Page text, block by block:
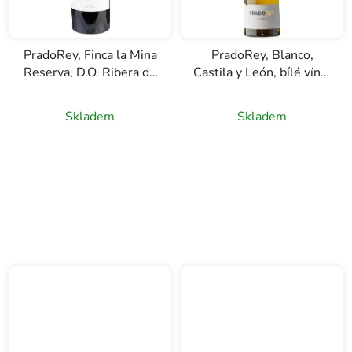
PradoRey, Finca la Mina
Reserva, D.O. Ribera de
0,75l
Skladem
PradoRey, Blanco,
Castila y León, bílé víno,
Skladem